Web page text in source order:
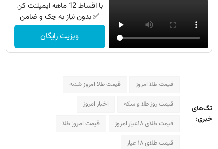
با اقساط 12 ماهه ایمپلنت کن
✅ بدون نیاز به چک و ضامن
ویزیت رایگان
تگ‌های
خبری:
قیمت طلا امروز
قیمت طلا امروز شنبه
قیمت روز طلا و سکه
اخبار امروز
قیمت طلای ۱۸عیار امروز
قیمت امروز طلا
قیمت طلای ۱۸ عیار